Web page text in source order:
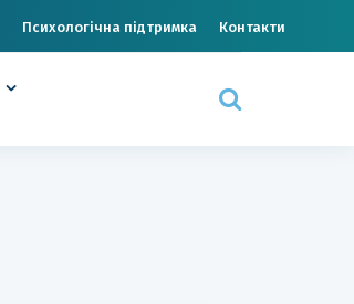
Психологічна підтримка Контакти